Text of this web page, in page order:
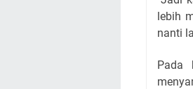
lebih
nanti
Pada